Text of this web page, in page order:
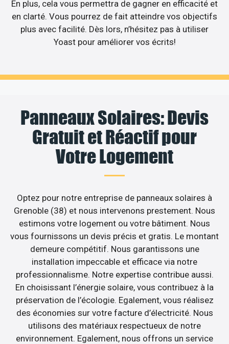
En plus, cela vous permettra de gagner en efficacité et
en clarté. Vous pourrez de fait atteindre vos objectifs
plus avec facilité. Dès lors, n’hésitez pas à utiliser
Yoast pour améliorer vos écrits!
Panneaux Solaires: Devis
Gratuit et Réactif pour
Votre Logement
Optez pour notre entreprise de panneaux solaires à
Grenoble (38) et nous intervenons prestement. Nous
estimons votre logement ou votre bâtiment. Nous
vous fournissons un devis précis et gratis. Le montant
demeure compétitif. Nous garantissons une
installation impeccable et efficace via notre
professionnalisme. Notre expertise contribue aussi.
En choisissant l’énergie solaire, vous contribuez à la
préservation de l’écologie. Egalement, vous réalisez
des économies sur votre facture d’électricité. Nous
utilisons des matériaux respectueux de notre
environnement. Egalement, nous offrons un service